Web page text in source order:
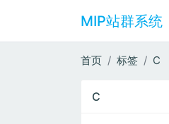
MIP站群系统
首页 标签 C
C